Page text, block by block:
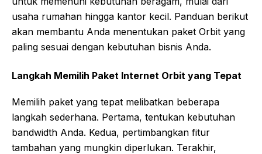
usaha rumahan hingga kantor kecil. Panduan berikut
akan membantu Anda menentukan paket Orbit yang
paling sesuai dengan kebutuhan bisnis Anda.
Langkah Memilih Paket Internet Orbit yang Tepat
Memilih paket yang tepat melibatkan beberapa
langkah sederhana. Pertama, tentukan kebutuhan
bandwidth Anda. Kedua, pertimbangkan fitur
tambahan yang mungkin diperlukan. Terakhir,